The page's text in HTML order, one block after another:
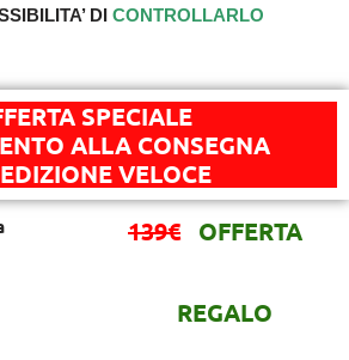
DI CONTROLLARLO
SPECIALE
ALLA CONSEGNA
VELOCE
139€OFFERTA
REGALO